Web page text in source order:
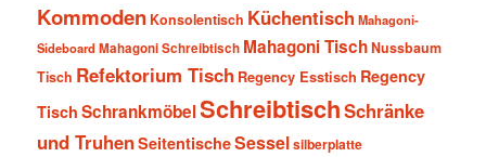
Kommoden Konsolentisch Küchentisch Mahagoni-
SideboardMahagoni Schreibtisch Mahagoni TischNussbaum
Tisch Refektorium Tisch Regency Esstisch Regency
Tisch SchrankmöbelSchreibtischSchränke
und TruhenSeitentischeSesselsilberplatte